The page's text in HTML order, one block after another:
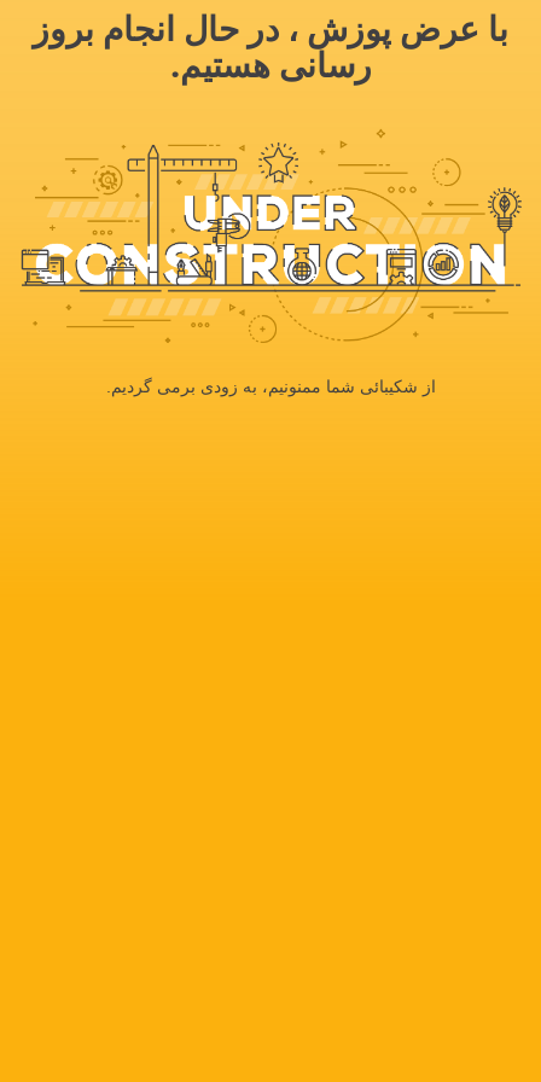
با عرض پوزش ، در حال انجام بروز
رسانی هستیم.
از شکیبائی شما ممنونیم، به زودی برمی گردیم.